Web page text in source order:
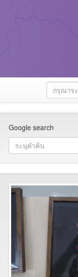
Google search